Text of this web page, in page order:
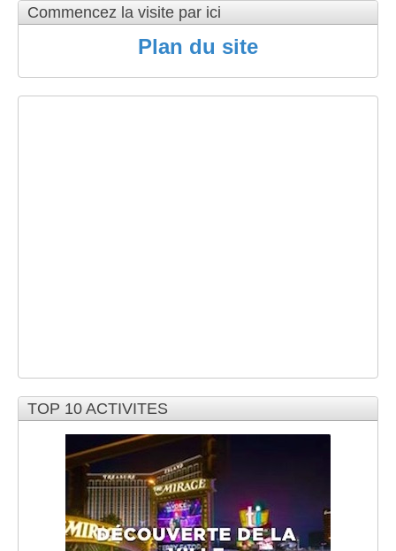
Commencez la visite par ici
Plan du site
TOP 10 ACTIVITES